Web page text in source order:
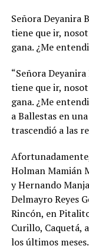
Señora Deyanira
tiene que ir,
gana. ¿Me
“Señora
tiene que ir,
gana. ¿Me
a Ballestas en
trascendió a las
Holman Mamián
y Hernando
Delmayro Reyes
Rincón, en
Curillo, Caquetá,
los últimos meses.